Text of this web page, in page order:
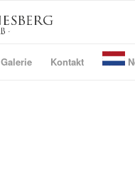
Galerie Kontakt